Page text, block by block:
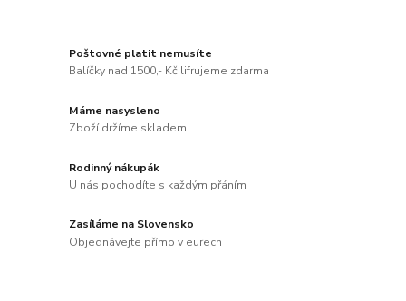
Poštovné platit nemusíte
Balíčky nad 1500,- Kč lifrujeme zdarma
Máme nasysleno
Zboží držíme skladem
Rodinný nákupák
U nás pochodíte s každým přáním
Zasíláme na Slovensko
Objednávejte přímo v eurech